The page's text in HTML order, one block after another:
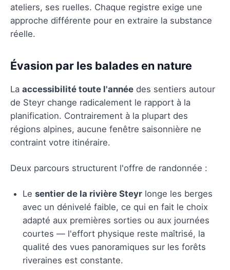
ateliers, ses ruelles. Chaque registre exige une
approche différente pour en extraire la substance
réelle.
Évasion par les balades en nature
La accessibilité toute l'année des sentiers autour
de Steyr change radicalement le rapport à la
planification. Contrairement à la plupart des
régions alpines, aucune fenêtre saisonnière ne
contraint votre itinéraire.
Deux parcours structurent l'offre de randonnée :
Le sentier de la rivière Steyr longe les berges
avec un dénivelé faible, ce qui en fait le choix
adapté aux premières sorties ou aux journées
courtes — l'effort physique reste maîtrisé, la
qualité des vues panoramiques sur les forêts
riveraines est constante.